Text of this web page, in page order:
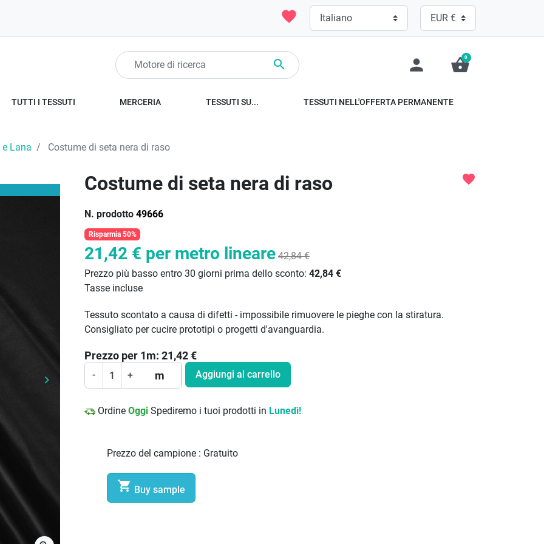
favorite
 person shopping_basket
0
TUTTI I TESSUTI MERCERIA TESSUTI SU... TESSUTI NELL'OFFERTA PERMANENTE
e Lana Costume di seta nera di raso
Prossimo
keyboard_arrow_right
Costume di seta nera di raso
N. prodotto 49666
favorite
Risparmia 50%
21,42 € per metro lineare 42,84 €
Prezzo più basso entro 30 giorni prima dello sconto: 42,84 €
Tasse incluse
Tessuto scontato a causa di difetti - impossibile rimuovere le pieghe con la stiratura.
Consigliato per cucire prototipi o progetti d'avanguardia.
Prezzo per 1m: 21,42€
- + m Aggiungi al carrello
Ordine Oggi Spediremo i tuoi prodotti in Lunedì!
Prezzo del campione : Gratuito
 Buy sample